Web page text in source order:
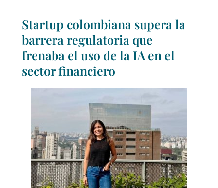
Startup colombiana supera la
barrera regulatoria que
frenaba el uso de la IA en el
sector financiero